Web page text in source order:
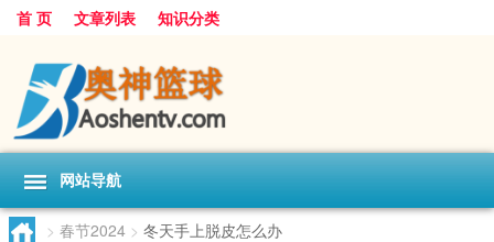
首 页 文章列表 知识分类
网站导航
> 春节2024 > 冬天手上脱皮怎么办